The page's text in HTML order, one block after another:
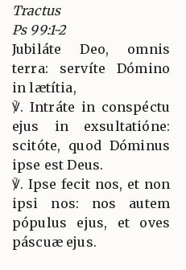
Tractus
Ps 99:1-2
Jubiláte Deo, omnis
terra: servíte Dómino
in lætítia,
℣. Intráte in conspéctu
ejus in exsultatióne:
scitóte, quod Dóminus
ipse est Deus.
℣. Ipse fecit nos, et non
ipsi nos: nos autem
pópulus ejus, et oves
páscuæ ejus.